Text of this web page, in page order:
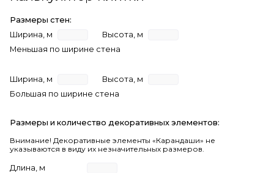
Размеры стен:
Ширина, м
Высота, м
Меньшая по ширине стена
Ширина, м
Высота, м
Большая по ширине стена
Размеры и количество декоративных элементов:
Внимание! Декоративные элементы «Карандаши» не
указываются в виду их незначительных размеров.
Длина, м